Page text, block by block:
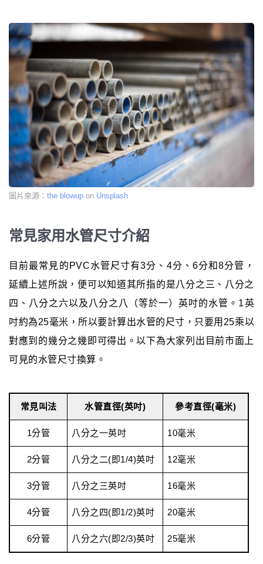
圖片來源： the blowup on Unsplash
常見家用水管尺寸介紹
目前最常見的PVC水管尺寸有3分、4分、6分和8分管，
延續上述所說，便可以知道其所指的是八分之三、八分之
四、八分之六以及八分之八（等於一）英吋的水管。1英
吋約為25毫米，所以要計算出水管的尺寸，只要用25乘以
對應到的幾分之幾即可得出。以下為大家列出目前市面上
可見的水管尺寸換算。
常見叫法 水管直徑(英吋) 參考直徑(毫米)
1分管 八分之一英吋 10毫米
2分管 八分之二(即1/4)英吋 12毫米
3分管 八分之三英吋 16毫米
4分管 八分之四(即1/2)英吋 20毫米
6分管 八分之六(即2/3)英吋 25毫米